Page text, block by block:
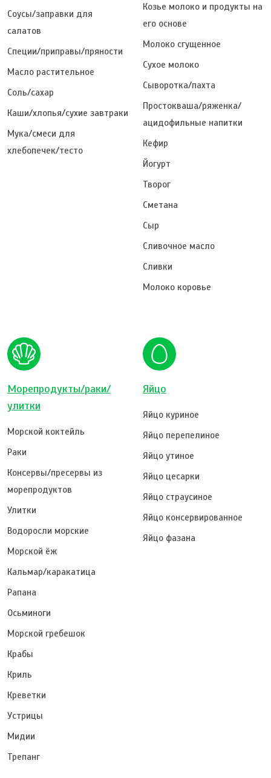
Соусы/заправки для
салатов
Специи/приправы/пряности
Масло растительное
Соль/сахар
Каши/хлопья/сухие завтраки
Мука/смеси для
хлебопечек/тесто
Козье молоко и продукты на
его основе
Молоко сгущенное
Сухое молоко
Сыворотка/пахта
Простокваша/ряженка/
ацидофильные напитки
Кефир
Йогурт
Творог
Сметана
Сыр
Сливочное масло
Сливки
Молоко коровье
Морепродукты/раки/
улитки
Морской коктейль
Раки
Консервы/пресервы из
морепродуктов
Улитки
Водоросли морские
Морской ёж
Кальмар/каракатица
Рапана
Осьминоги
Морской гребешок
Крабы
Криль
Креветки
Устрицы
Мидии
Трепанг
Яйцо
Яйцо куриное
Яйцо перепелиное
Яйцо утиное
Яйцо цесарки
Яйцо страусиное
Яйцо консервированное
Яйцо фазана